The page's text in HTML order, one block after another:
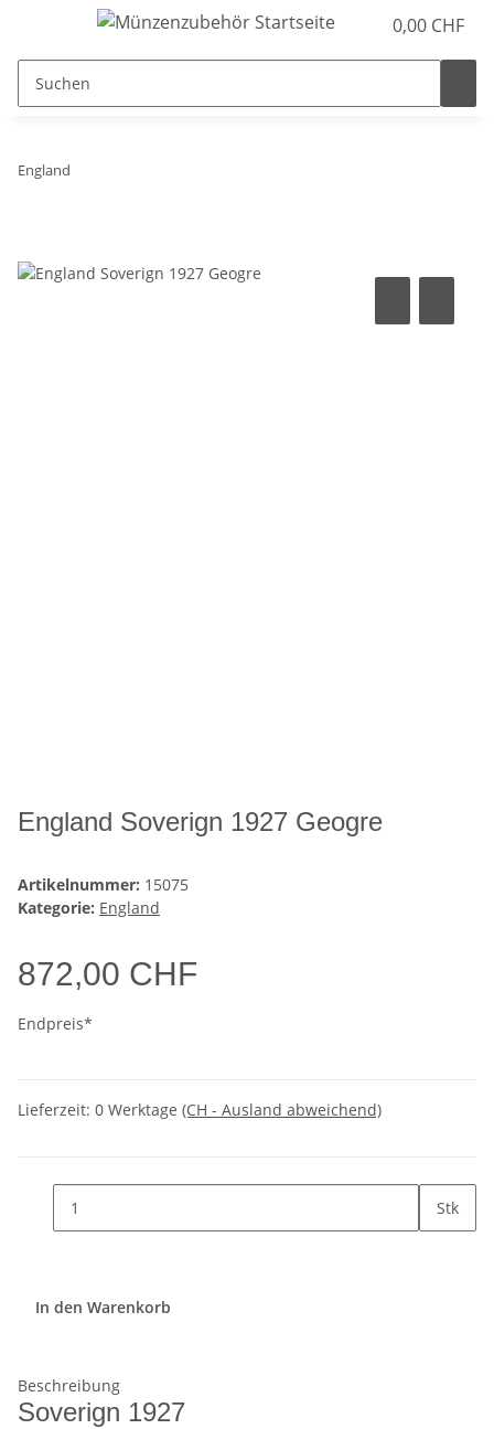
0,00 CHF
England
England Soverign 1927 Geogre
Artikelnummer: 15075
Kategorie: England
872,00 CHF
Endpreis*
Lieferzeit: 0 Werktage (CH - Ausland abweichend)
Stk
In den Warenkorb
Beschreibung
Soverign 1927